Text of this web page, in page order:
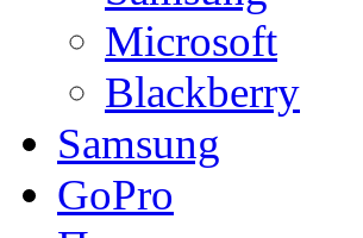
Microsoft
Blackberry
Samsung
GoPro